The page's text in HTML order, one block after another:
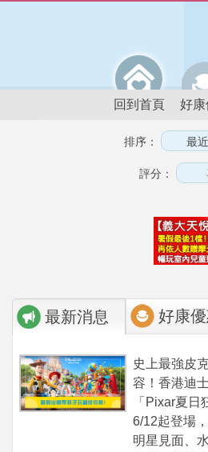
回到首頁 好
排序：
評分：
最新消息 好康
史上最強皮
容！香港迪
「Pixar夏日
6/12起登場
明星見面、